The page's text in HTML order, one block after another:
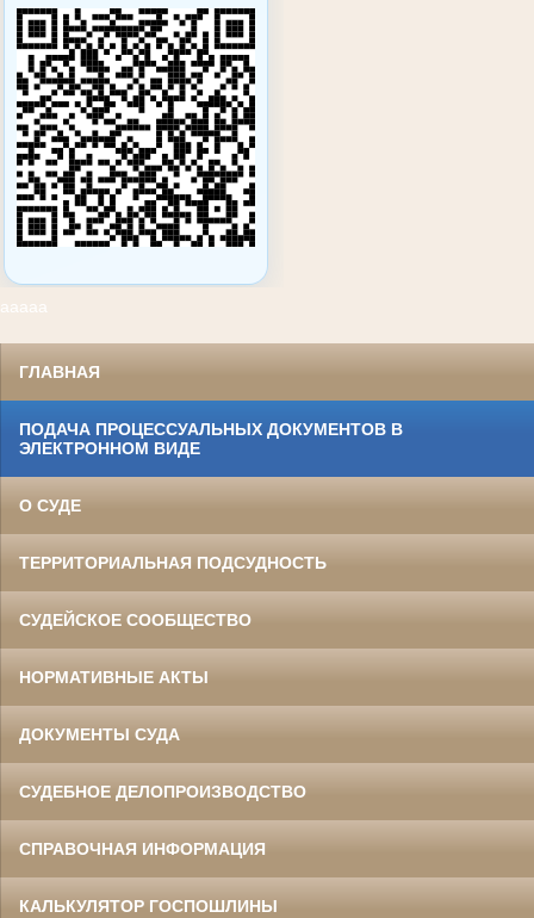
ааааа
ГЛАВНАЯ
ПОДАЧА ПРОЦЕССУАЛЬНЫХ ДОКУМЕНТОВ В
ЭЛЕКТРОННОМ ВИДЕ
О СУДЕ
ТЕРРИТОРИАЛЬНАЯ ПОДСУДНОСТЬ
СУДЕЙСКОЕ СООБЩЕСТВО
НОРМАТИВНЫЕ АКТЫ
ДОКУМЕНТЫ СУДА
СУДЕБНОЕ ДЕЛОПРОИЗВОДСТВО
СПРАВОЧНАЯ ИНФОРМАЦИЯ
КАЛЬКУЛЯТОР ГОСПОШЛИНЫ